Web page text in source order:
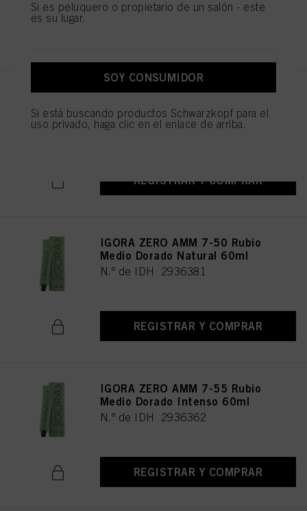
IGORA ZERO AMM 7-42 Rubio
Medio Beige Humo 60ml
N.º de IDH 2936344
REGISTRAR Y COMPRAR
IGORA ZERO AMM 7-50 Rubio
Medio Dorado Natural 60ml
N.º de IDH 2936381
REGISTRAR Y COMPRAR
IGORA ZERO AMM 7-55 Rubio
Medio Dorado Intenso 60ml
N.º de IDH 2936362
REGISTRAR Y COMPRAR
Si es peluquero o propietario de un salón - este
es su lugar.
SOY CONSUMIDOR
Si está buscando productos Schwarzkopf para el
uso privado, haga clic en el enlace de arriba.